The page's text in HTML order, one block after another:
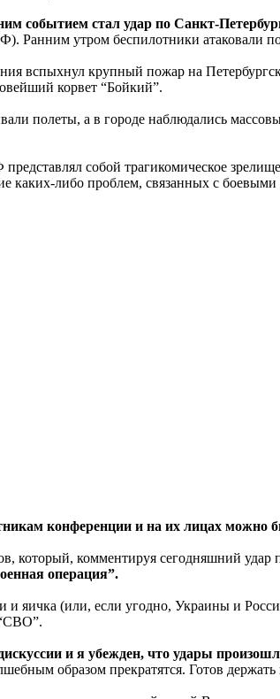
событием стал удар по Санкт-
Ранним утром беспилотники атаковали
вспыхнул крупный пожар на
корвет “Бойкий”.
полеты, а в городе наблюдались
собой трагикомическое
каких-либо проблем, связанных с
конференции и на их лицах можно
который, комментируя сегодняшний удар
операция”.
и яичка (или, если угодно, Украины и
и я убежден, что удары
образом прекратятся. Готов держать